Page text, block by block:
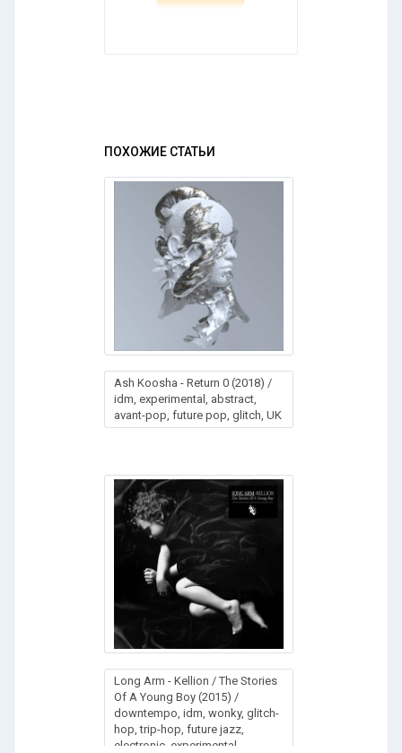
ПОХОЖИЕ СТАТЬИ
Ash Koosha - Return 0 (2018) /
idm, experimental, abstract,
avant-pop, future pop, glitch, UK
Long Arm - Kellion / The Stories
Of A Young Boy (2015) /
downtempo, idm, wonky, glitch-
hop, trip-hop, future jazz,
electronic, experimental